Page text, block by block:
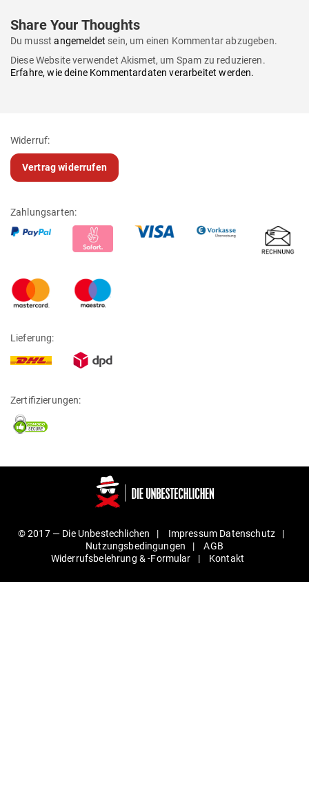
Share Your Thoughts
Du musstangemeldet sein, um einen Kommentar abzugeben.
Diese Website verwendet Akismet, um Spam zu reduzieren.
Erfahre, wie deine Kommentardaten verarbeitet werden.
Widerruf:
Vertrag widerrufen
Zahlungsarten:
Lieferung:
Zertifizierungen:
© 2017 — Die Unbestechlichen Impressum Daten­schutz
Nut­zungs­be­din­gungen
AGB
Wider­rufs­be­lehrung & ‑For­mular
Kontakt